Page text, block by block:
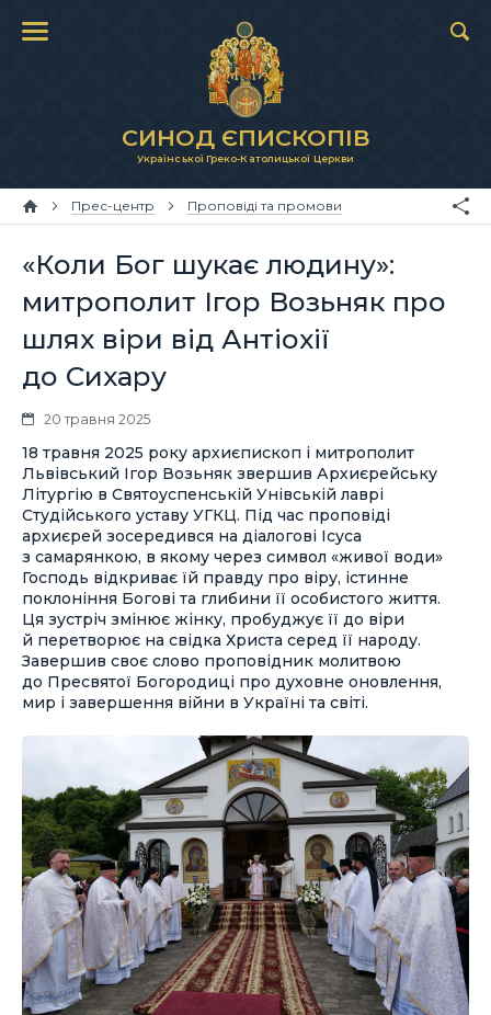
СИНОД ЄПИСКОПІВ
Української Греко-Католицької Церкви
Прес-центр Проповіді та промови
«Коли Бог шукає людину»:
митрополит Ігор Возьняк про
шлях віри від Антіохії
до Сихару
20 травня 2025
18 травня 2025 року архиєпископ і митрополит
Львівський Ігор Возьняк звершив Архиєрейську
Літургію в Святоуспенській Унівській лаврі
Студійського уставу УГКЦ. Під час проповіді
архиєрей зосередився на діалогові Ісуса
з самарянкою, в якому через символ «живої води»
Господь відкриває їй правду про віру, істинне
поклоніння Богові та глибини її особистого життя.
Ця зустріч змінює жінку, пробуджує її до віри
й перетворює на свідка Христа серед її народу.
Завершив своє слово проповідник молитвою
до Пресвятої Богородиці про духовне оновлення,
мир і завершення війни в Україні та світі.